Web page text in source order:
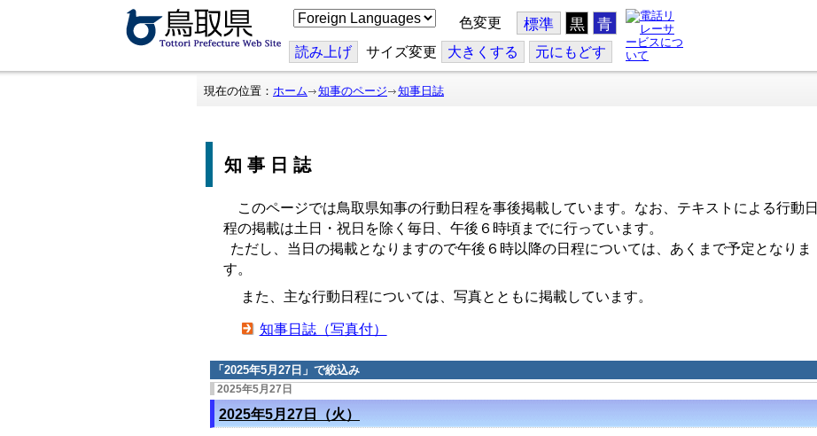
こ
の
ジ
を
翻
色変更 標準 黒 青
読み上げ サイズ変更 大きくする 元にもどす
現在の位置： ホーム 知事のページ 知事日誌
知事日誌
このページでは鳥取県知事の行動日程を事後掲載しています。なお、テキストによる行動日
程の掲載は土日・祝日を除く毎日、午後６時頃までに行っています。
ただし、当日の掲載となりますので午後６時以降の日程については、あくまで予定となりま
す。
また、主な行動日程については、写真とともに掲載しています。
知事日誌（写真付）
「 2025年5月27日 」で絞込み
2025年5月27日
2025年5月27日（火）